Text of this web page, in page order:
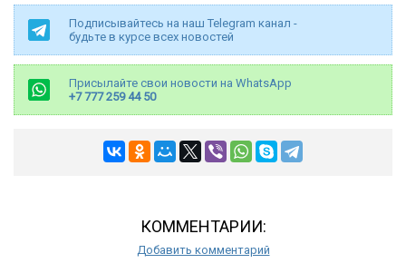
Подписывайтесь на наш Telegram канал -
будьте в курсе всех новостей
Присылайте свои новости на WhatsApp
+7 777 259 44 50
КОММЕНТАРИИ:
Добавить комментарий